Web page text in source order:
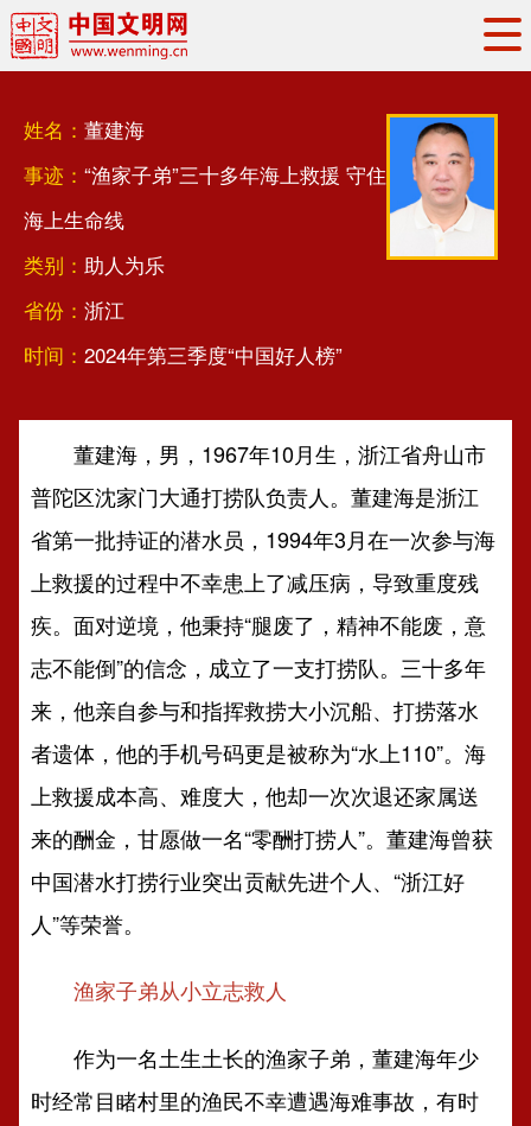
权威发布
地方交流
文明实践
文明创建
姓名： 董建海
事迹： “渔家子弟”三十多年海上救援 守住
海上生命线
类别： 助人为乐
省份： 浙江
时间： 2024年第三季度“中国好人榜”
董建海，男，1967年10月生，浙江省舟山市
普陀区沈家门大通打捞队负责人。董建海是浙江
省第一批持证的潜水员，1994年3月在一次参与海
上救援的过程中不幸患上了减压病，导致重度残
疾。面对逆境，他秉持“腿废了，精神不能废，意
志不能倒”的信念，成立了一支打捞队。三十多年
来，他亲自参与和指挥救捞大小沉船、打捞落水
者遗体，他的手机号码更是被称为“水上110”。海
上救援成本高、难度大，他却一次次退还家属送
来的酬金，甘愿做一名“零酬打捞人”。董建海曾获
中国潜水打捞行业突出贡献先进个人、“浙江好
人”等荣誉。
渔家子弟从小立志救人
作为一名土生土长的渔家子弟，董建海年少
时经常目睹村里的渔民不幸遭遇海难事故，有时